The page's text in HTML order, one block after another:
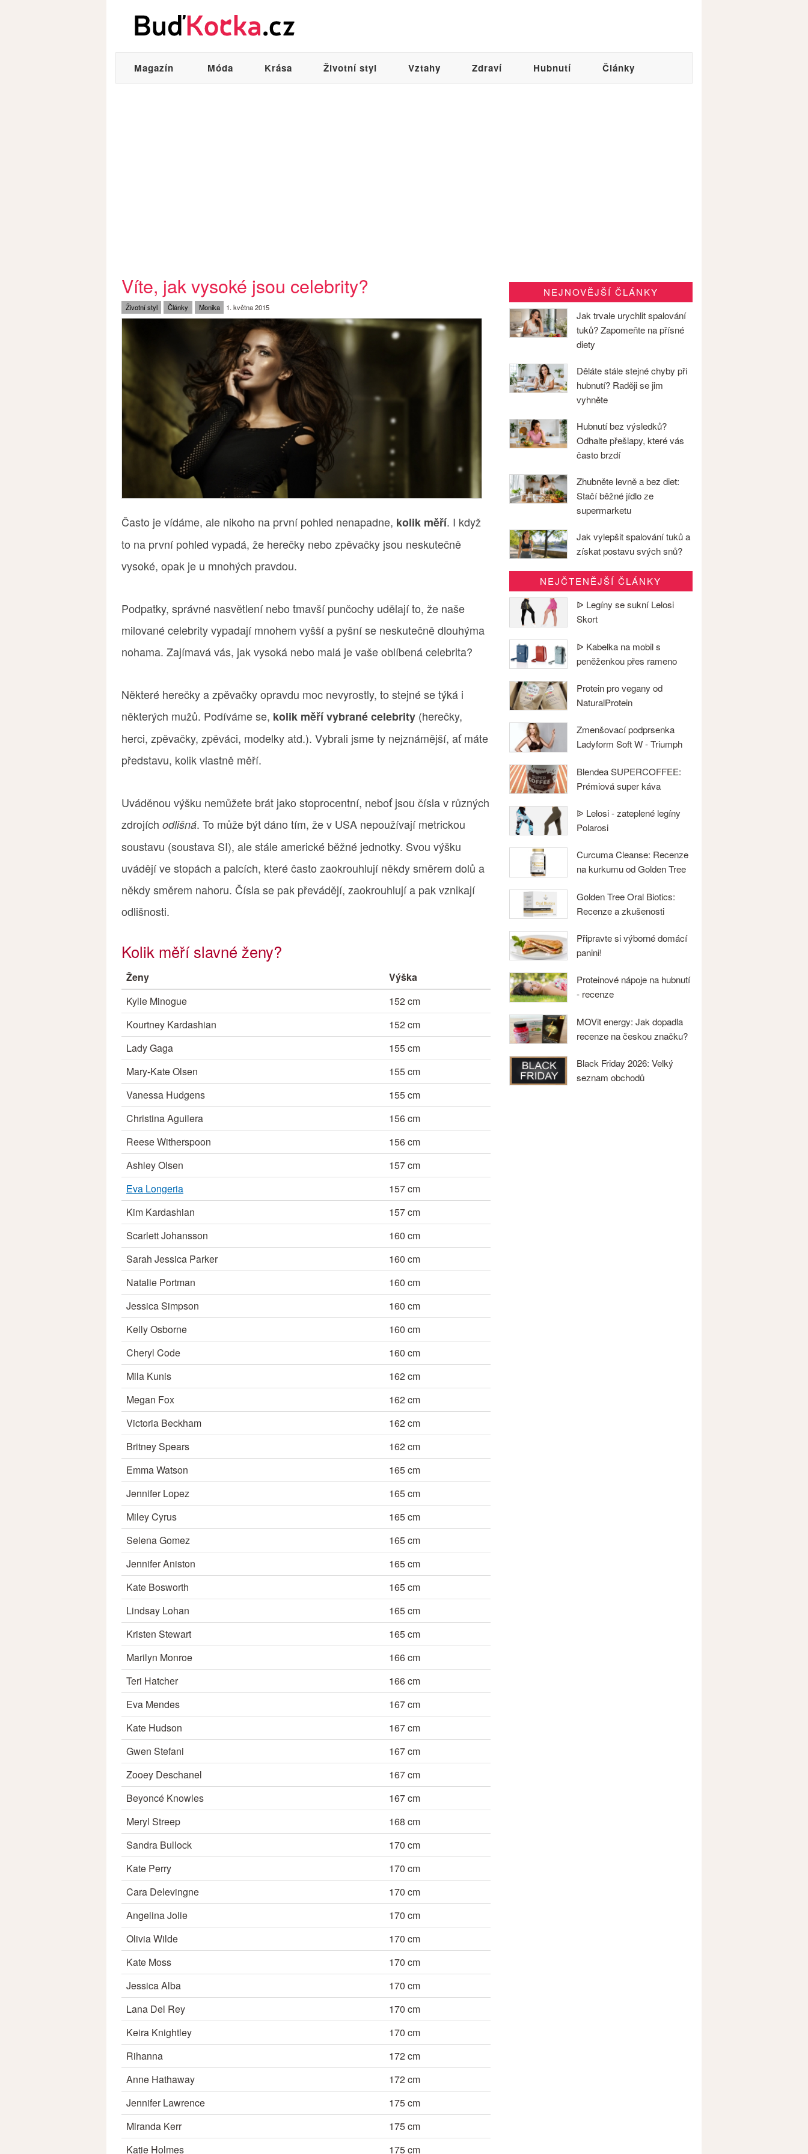
Magazín Móda Krása Životní styl Vztahy Zdraví Hubnutí Články
Víte, jak vysoké jsou celebrity?
Životní styl Články Monika 1. května 2015
Často je vídáme, ale nikoho na první pohled nenapadne, kolik měří. I když
to na první pohled vypadá, že herečky nebo zpěvačky jsou neskutečně
vysoké, opak je u mnohých pravdou.
Podpatky, správné nasvětlení nebo tmavší punčochy udělají to, že naše
milované celebrity vypadají mnohem vyšší a pyšní se neskutečně dlouhýma
nohama. Zajímavá vás, jak vysoká nebo malá je vaše oblíbená celebrita?
Některé herečky a zpěvačky opravdu moc nevyrostly, to stejné se týká i
některých mužů. Podíváme se, kolik měří vybrané celebrity (herečky,
herci, zpěvačky, zpěváci, modelky atd.). Vybrali jsme ty nejznámější, ať máte
představu, kolik vlastně měří.
Uváděnou výšku nemůžete brát jako stoprocentní, neboť jsou čísla v různých
zdrojích odlišná. To může být dáno tím, že v USA nepoužívají metrickou
soustavu (soustava SI), ale stále americké běžné jednotky. Svou výšku
uvádějí ve stopách a palcích, které často zaokrouhlují někdy směrem dolů a
někdy směrem nahoru. Čísla se pak převádějí, zaokrouhlují a pak vznikají
odlišnosti.
Kolik měří slavné ženy?
Ženy
Výška
Kylie Minogue
152 cm
Kourtney Kardashian
152 cm
Lady Gaga
155 cm
Mary-Kate Olsen
155 cm
Vanessa Hudgens
155 cm
Christina Aguilera
156 cm
Reese Witherspoon
156 cm
Ashley Olsen
157 cm
Eva Longeria
157 cm
Kim Kardashian
157 cm
Scarlett Johansson
160 cm
Sarah Jessica Parker
160 cm
Natalie Portman
160 cm
Jessica Simpson
160 cm
Kelly Osborne
160 cm
Cheryl Code
160 cm
Mila Kunis
162 cm
Megan Fox
162 cm
Victoria Beckham
162 cm
Britney Spears
162 cm
Emma Watson
165 cm
Jennifer Lopez
165 cm
Miley Cyrus
165 cm
Selena Gomez
165 cm
Jennifer Aniston
165 cm
Kate Bosworth
165 cm
Lindsay Lohan
165 cm
Kristen Stewart
165 cm
Marilyn Monroe
166 cm
Teri Hatcher
166 cm
Eva Mendes
167 cm
Kate Hudson
167 cm
Gwen Stefani
167 cm
Zooey Deschanel
167 cm
Beyoncé Knowles
167 cm
Meryl Streep
168 cm
Sandra Bullock
170 cm
Kate Perry
170 cm
Cara Delevingne
170 cm
Angelina Jolie
170 cm
Olivia Wilde
170 cm
Kate Moss
170 cm
Jessica Alba
170 cm
Lana Del Rey
170 cm
Keira Knightley
170 cm
Rihanna
172 cm
Anne Hathaway
172 cm
Jennifer Lawrence
175 cm
Miranda Kerr
175 cm
Katie Holmes
175 cm
NEJNOVĚJŠÍ ČLÁNKY
Jak trvale urychlit spalování
tuků? Zapomeňte na přísné
diety
Děláte stále stejné chyby při
hubnutí? Raději se jim
vyhněte
Hubnutí bez výsledků?
Odhalte přešlapy, které vás
často brzdí
Zhubněte levně a bez diet:
Stačí běžné jídlo ze
supermarketu
Jak vylepšit spalování tuků a
získat postavu svých snů?
NEJČTENĚJŠÍ ČLÁNKY
ᐉ Legíny se sukní Lelosi
Skort
ᐉ Kabelka na mobil s
peněženkou přes rameno
Protein pro vegany od
NaturalProtein
Zmenšovací podprsenka
Ladyform Soft W - Triumph
Blendea SUPERCOFFEE:
Prémiová super káva
ᐉ Lelosi - zateplené legíny
Polarosi
Curcuma Cleanse: Recenze
na kurkumu od Golden Tree
Golden Tree Oral Biotics:
Recenze a zkušenosti
Připravte si výborné domácí
panini!
Proteinové nápoje na hubnutí
- recenze
MOVit energy: Jak dopadla
recenze na českou značku?
Black Friday 2026: Velký
seznam obchodů